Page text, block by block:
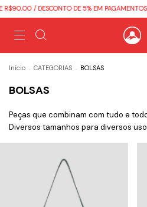
/ DESCONTO DE 5% EM PAGAMENTOS VIA
Início . CATEGORIAS . BOLSAS
BOLSAS
Peças que combinam com tudo e
Diversos tamanhos para diversos